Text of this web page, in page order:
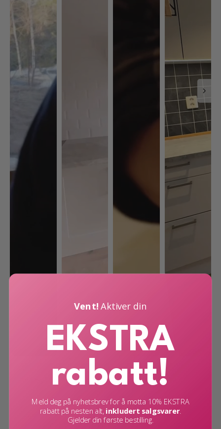
Spesifikasjoner
Farge: Mørkegrå og sølv
Undertone: Varm
Finish: Matt og børstet metall
Selvklebende: Ja
Materiale: Kompositt med stein og aluminium
Om EasyTiles Pro Frakt og levering
EasyTiles Pro skiller seg ut med sin stein- og
aluminiumskompositt som gjør at de ser ut som ekte fliser.
Selvklebende bakside gjør monteringen overraskende
Vent! Aktiver din
EKSTRA
rabatt!
Meld deg på nyhetsbrev for å motta 10% EKSTRA
rabatt på nesten alt, inkludert salgsvarer.
Gjelder din første bestilling.